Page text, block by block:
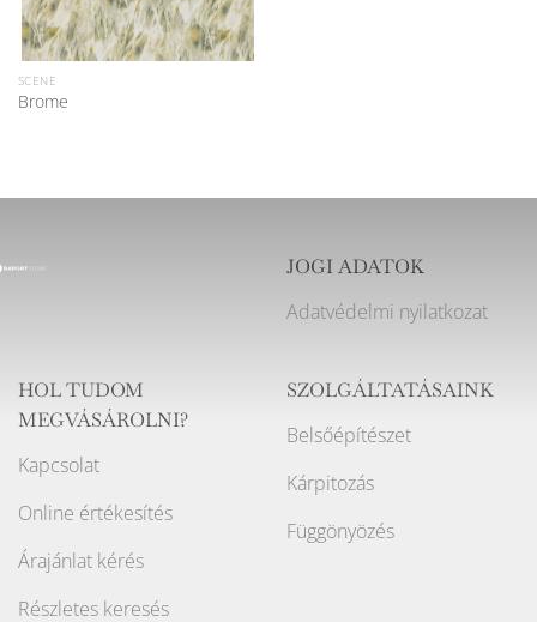
SCENE
Brome
JOGI ADATOK
Adatvédelmi nyilatkozat
HOL TUDOM
MEGVÁSÁROLNI?
Kapcsolat
Online értékesítés
Árajánlat kérés
Részletes keresés
SZOLGÁLTATÁSAINK
Belsőépítészet
Kárpitozás
Függönyözés